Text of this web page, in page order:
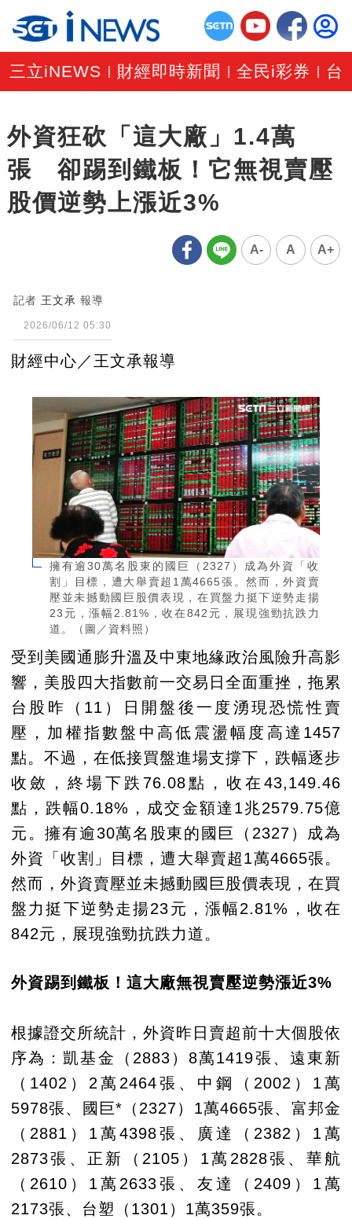
三立iNEWS 財經即時新聞 |全民i彩券 台
外資狂砍「這大廠」1.4萬
張 卻踢到鐵板！它無視賣壓
股價逆勢上漲近3%
A- A A+
記者 王文承 報導
2026/06/12 05:30
財經中心／王文承報導
擁有逾30萬名股東的國巨（2327）成為外資「收
割」目標，遭大舉賣超1萬4665張。然而，外資賣
壓並未撼動國巨股價表現，在買盤力挺下逆勢走揚
23元，漲幅2.81%，收在842元，展現強勁抗跌力
道。（圖／資料照）
受到美國通膨升溫及中東地緣政治風險升高影
響，美股四大指數前一交易日全面重挫，拖累
台股昨（11）日開盤後一度湧現恐慌性賣
壓，加權指數盤中高低震盪幅度高達1457
點。不過，在低接買盤進場支撐下，跌幅逐步
收斂，終場下跌76.08點，收在43,149.46
點，跌幅0.18%，成交金額達1兆2579.75億
元。擁有逾30萬名股東的國巨（2327）成為
外資「收割」目標，遭大舉賣超1萬4665張。
然而，外資賣壓並未撼動國巨股價表現，在買
盤力挺下逆勢走揚23元，漲幅2.81%，收在
842元，展現強勁抗跌力道。
外資踢到鐵板！這大廠無視賣壓逆勢漲近3%
根據證交所統計，外資昨日賣超前十大個股依
序為：凱基金（2883）8萬1419張、遠東新
（1402）2萬2464張、中鋼（2002）1萬
5978張、國巨*（2327）1萬4665張、富邦金
（2881）1萬4398張、廣達（2382）1萬
2873張、正新（2105）1萬2828張、華航
（2610）1萬2633張、友達（2409）1萬
2173張、台塑（1301）1萬359張。